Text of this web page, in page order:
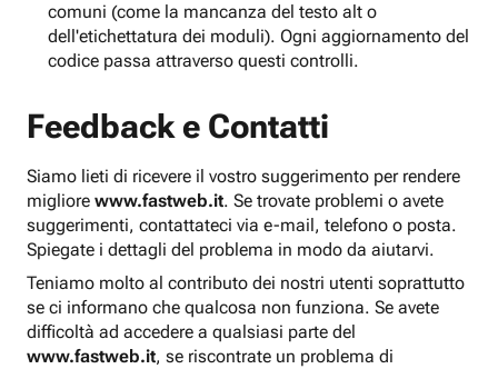
comuni (come la mancanza del testo alt o
dell'etichettatura dei moduli). Ogni aggiornamento del
codice passa attraverso questi controlli.
Feedback e Contatti
Siamo lieti di ricevere il vostro suggerimento per rendere
migliore www.fastweb.it. Se trovate problemi o avete
suggerimenti, contattateci via e-mail, telefono o posta.
Spiegate i dettagli del problema in modo da aiutarvi.
Teniamo molto al contributo dei nostri utenti soprattutto
se ci informano che qualcosa non funziona. Se avete
difficoltà ad accedere a qualsiasi parte del
www.fastweb.it, se riscontrate un problema di